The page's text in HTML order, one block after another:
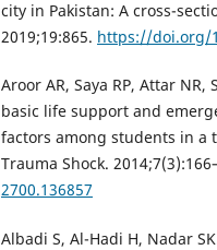
city in Pakistan: A cross-
2019;19:865. https://doi.org/
Aroor AR, Saya RP, Attar
basic life support and
factors among students in a
Trauma Shock.
2700.136857
Albadi S, Al-Hadi H, Nadar